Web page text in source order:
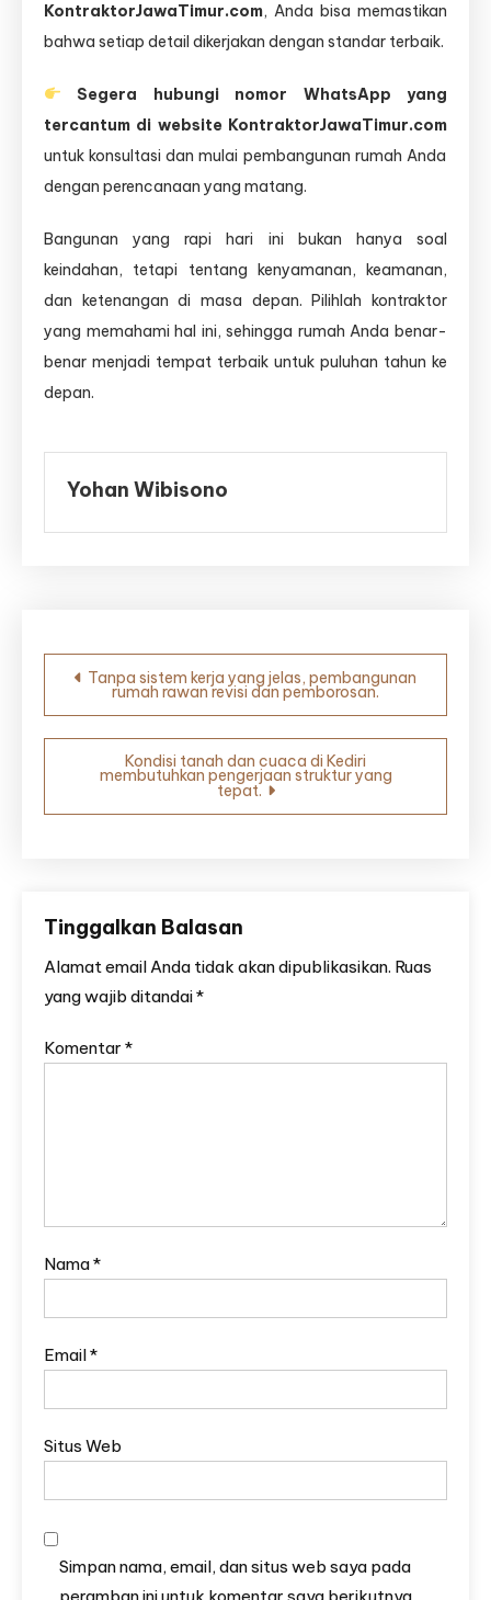
KontraktorJawaTimur.com, Anda bisa memastikan
bahwa setiap detail dikerjakan dengan standar terbaik.
Segera hubungi nomor WhatsApp yang
tercantum di website KontraktorJawaTimur.com
untuk konsultasi dan mulai pembangunan rumah Anda
dengan perencanaan yang matang.
Bangunan yang rapi hari ini bukan hanya soal
keindahan, tetapi tentang kenyamanan, keamanan,
dan ketenangan di masa depan. Pilihlah kontraktor
yang memahami hal ini, sehingga rumah Anda benar-
benar menjadi tempat terbaik untuk puluhan tahun ke
depan.
Yohan Wibisono
Navigasi
pos
Tanpa sistem kerja yang jelas, pembangunan
rumah rawan revisi dan pemborosan.
Kondisi tanah dan cuaca di Kediri
membutuhkan pengerjaan struktur yang
tepat.
Tinggalkan Balasan
Alamat email Anda tidak akan dipublikasikan. Ruas
yang wajib ditandai*
Komentar *
Nama*
Email*
Situs Web
Simpan nama, email, dan situs web saya pada